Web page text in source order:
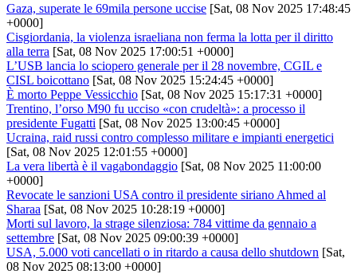
Gaza, superate le 69mila persone uccise [Sat, 08 Nov 2025 17:48:45
+0000]
Cisgiordania, la violenza israeliana non ferma la lotta per il diritto
alla terra [Sat, 08 Nov 2025 17:00:51 +0000]
L’USB lancia lo sciopero generale per il 28 novembre, CGIL e
CISL boicottano [Sat, 08 Nov 2025 15:24:45 +0000]
È morto Peppe Vessicchio [Sat, 08 Nov 2025 15:17:31 +0000]
Trentino, l’orso M90 fu ucciso «con crudeltà»: a processo il
presidente Fugatti [Sat, 08 Nov 2025 13:00:45 +0000]
Ucraina, raid russi contro complesso militare e impianti energetici
[Sat, 08 Nov 2025 12:01:55 +0000]
La vera libertà è il vagabondaggio [Sat, 08 Nov 2025 11:00:00
+0000]
Revocate le sanzioni USA contro il presidente siriano Ahmed al
Sharaa [Sat, 08 Nov 2025 10:28:19 +0000]
Morti sul lavoro, la strage silenziosa: 784 vittime da gennaio a
settembre [Sat, 08 Nov 2025 09:00:39 +0000]
USA, 5.000 voti cancellati o in ritardo a causa dello shutdown [Sat,
08 Nov 2025 08:13:00 +0000]